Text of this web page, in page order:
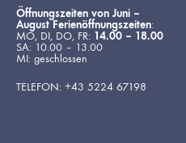
Öffnungszeiten von Juni –
August Ferienöffnungszeiten:
MO, DI, DO, FR: 14.00 – 18.00
SA: 10.00 – 13.00
MI: geschlossen
TELEFON: +43 5224 67198